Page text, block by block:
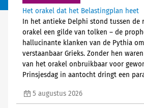
Het orakel dat het Belastingplan heet
In het antieke Delphi stond tussen de
orakel een gilde van tolken – de
hallucinante klanken van de Pythia
verstaanbaar Grieks. Zonder hen
van het orakel onbruikbaar voor
Prinsjesdag in aantocht dringt een
5 augustus 2026